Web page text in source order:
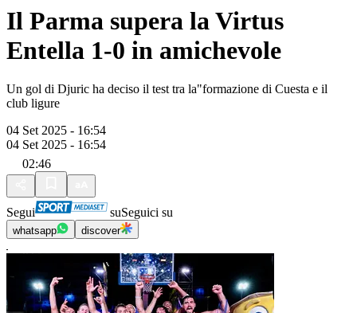
Il Parma supera la Virtus
Entella 1-0 in amichevole
Un gol di Djuric ha deciso il test tra la"formazione di Cuesta e il
club ligure
04 Set 2025 - 16:54
04 Set 2025 - 16:54
02:46
Segui suSeguici su
whatsapp discover